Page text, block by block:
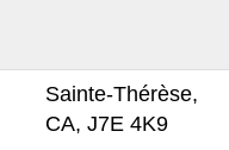
Sainte-Thérèse,
CA, J7E 4K9